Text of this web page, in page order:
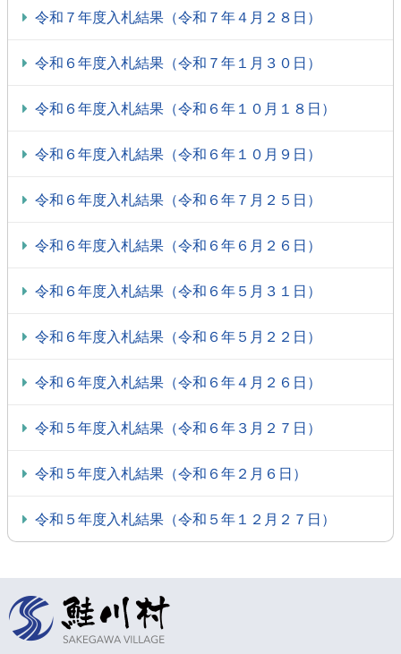
令和７年度入札結果（令和７年４月２８日）
令和６年度入札結果（令和７年１月３０日）
令和６年度入札結果（令和６年１０月１８日）
令和６年度入札結果（令和６年１０月９日）
令和６年度入札結果（令和６年７月２５日）
令和６年度入札結果（令和６年６月２６日）
令和６年度入札結果（令和６年５月３１日）
令和６年度入札結果（令和６年５月２２日）
令和６年度入札結果（令和６年４月２６日）
令和５年度入札結果（令和６年３月２７日）
令和５年度入札結果（令和６年２月６日）
令和５年度入札結果（令和５年１２月２７日）